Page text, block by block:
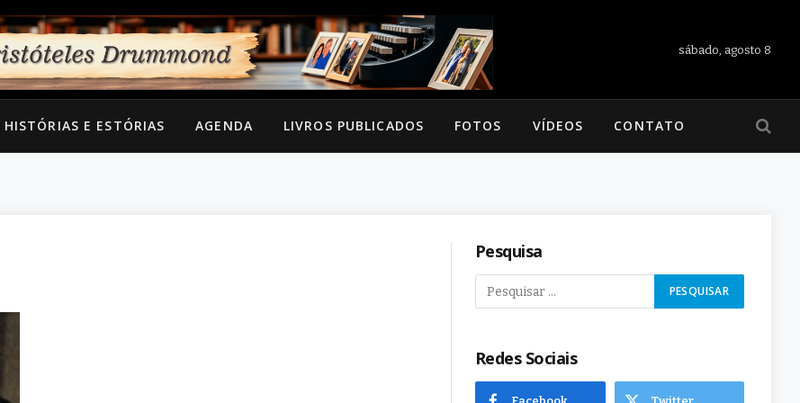
sábado, agosto 8
HISTÓRIAS E ESTÓRIAS AGENDA LIVROS PUBLICADOS FOTOS VÍDEOS CONTATO
Pesquisa
Redes Sociais